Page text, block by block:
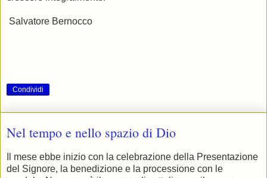
Salvatore Bernocco
Condividi
Nel tempo e nello spazio di Dio
Il mese ebbe inizio con la celebrazione della Presentazione
del Signore, la benedizione e la processione con le